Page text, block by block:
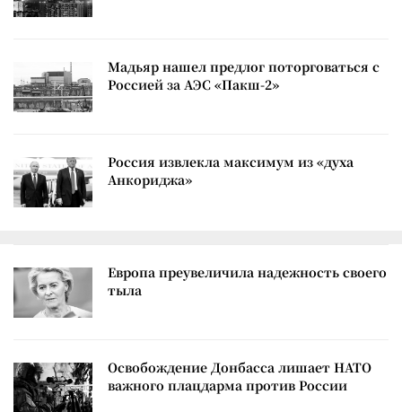
Мадьяр нашел предлог поторговаться с
Россией за АЭС «Пакш-2»
Россия извлекла максимум из «духа
Анкориджа»
Европа преувеличила надежность своего
тыла
Освобождение Донбасса лишает НАТО
важного плацдарма против России